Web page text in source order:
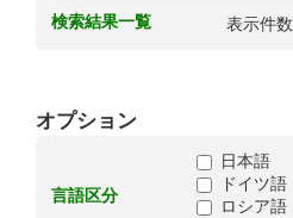
検索結果一覧 表示件数
オプション
言語区分
日本語
ドイツ語
ロシア語